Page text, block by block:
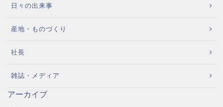
日々の出来事
産地・ものづくり
社長
雑誌・メディア
アーカイブ